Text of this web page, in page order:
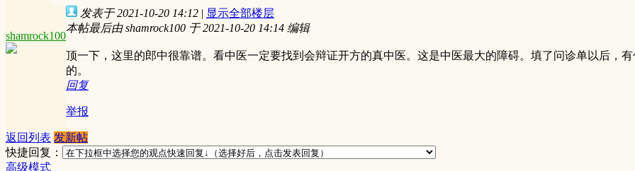
shamrock100
发表于 2021-10-20 14:12 | 显示全部楼层
本帖最后由 shamrock100 于 2021-10-20 14:14 编辑
顶一下，这里的郎中很靠谱。看中医一定要找到会辩证开方的真中医。这是中医最大的障碍。填了问诊单以后，
的。
回复
举报
返回列表 发新帖
快捷回复：
高级模式